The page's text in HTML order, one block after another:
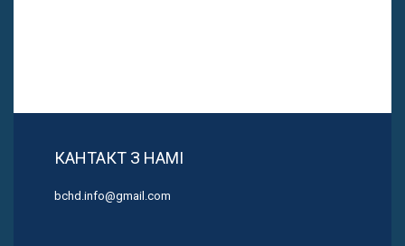
КАНТАКТ З НАМІ
bchd.info@gmail.com